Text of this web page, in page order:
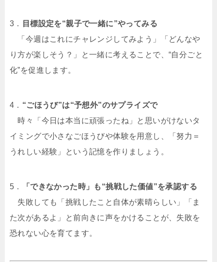
3．
目標設定を“親子で一緒に”やってみる
「今週はこれにチャレンジしてみよう」「どんなや
り方が楽しそう？」と一緒に考えることで、“自分ごと
化”を促進します。
4． “ごほうび”は“予想外”のサプライズで
時々「今日は本当に頑張ったね」と思いがけないタ
イミングで小さなごほうびや体験を用意し、「努力＝
うれしい経験」という記憶を作りましょう。
5．
「できなかった時」も“挑戦した価値”を承認する
失敗しても「挑戦したこと自体が素晴らしい」「ま
た次があるよ」と前向きに声をかけることが、失敗を
恐れない心を育てます。